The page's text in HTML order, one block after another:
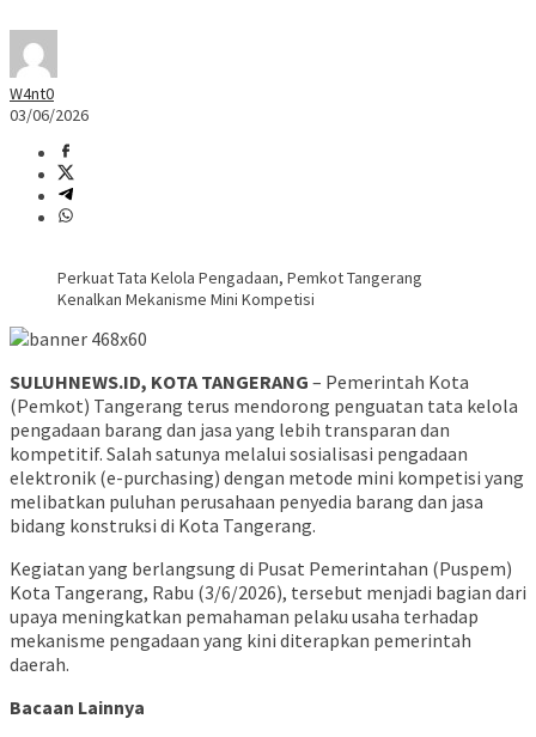
W4nt0
03/06/2026
Perkuat Tata Kelola Pengadaan, Pemkot Tangerang
Kenalkan Mekanisme Mini Kompetisi
SULUHNEWS.ID, KOTA TANGERANG – Pemerintah Kota
(Pemkot) Tangerang terus mendorong penguatan tata kelola
pengadaan barang dan jasa yang lebih transparan dan
kompetitif. Salah satunya melalui sosialisasi pengadaan
elektronik (e-purchasing) dengan metode mini kompetisi yang
melibatkan puluhan perusahaan penyedia barang dan jasa
bidang konstruksi di Kota Tangerang.
Kegiatan yang berlangsung di Pusat Pemerintahan (Puspem)
Kota Tangerang, Rabu (3/6/2026), tersebut menjadi bagian dari
upaya meningkatkan pemahaman pelaku usaha terhadap
mekanisme pengadaan yang kini diterapkan pemerintah
daerah.
Bacaan Lainnya